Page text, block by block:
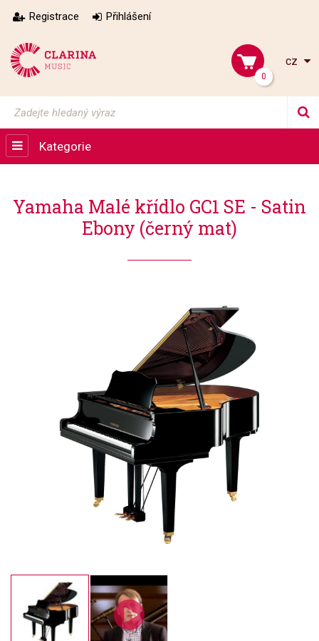
Registrace Přihlášení
0
cz
Kategorie
Yamaha Malé křídlo GC1 SE - Satin
Ebony (černý mat)